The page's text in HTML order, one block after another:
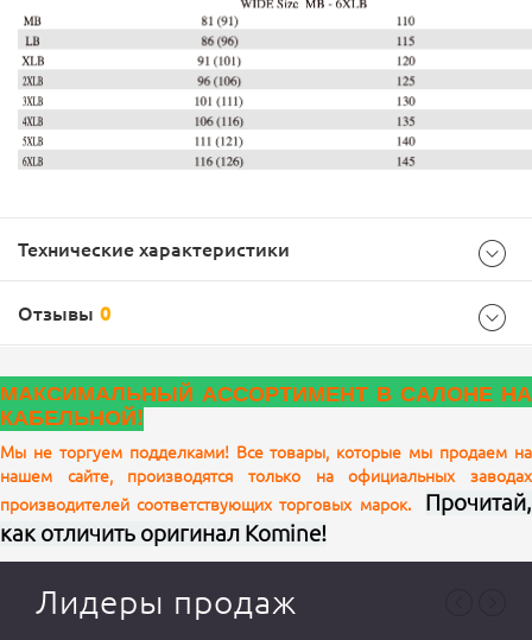
Технические характеристики
размер XL
Цвет
Характеристики
2XL, 2XLB, 3XL, 3XLB, 4XLB, L, LB, MB, XL, XLB
Цвет
Отзывы 0
Ваш отзыв
МАКСИМАЛЬНЫЙ АССОРТИМЕНТ В САЛОНЕ НА
КАБЕЛЬНОЙ!
Мы не торгуем подделками! Все товары, которые мы продаем на
нашем сайте, производятся только на официальных заводах
производителей соответствующих торговых марок.
Прочитай,
как отличить оригинал Komine!
Лидеры продаж